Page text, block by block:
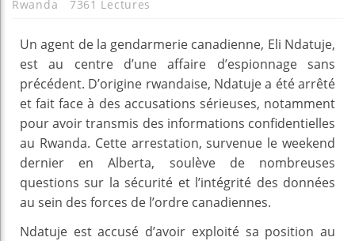
Rwanda
7361 Lectures
Un agent de la gendarmerie canadienne, Eli Ndatuje,
est au centre d’une affaire d’espionnage sans
précédent. D’origine rwandaise, Ndatuje a été arrêté
et fait face à des accusations sérieuses, notamment
pour avoir transmis des informations confidentielles
au Rwanda. Cette arrestation, survenue le weekend
dernier en Alberta, soulève de nombreuses
questions sur la sécurité et l’intégrité des données
au sein des forces de l’ordre canadiennes.
Ndatuje est accusé d’avoir exploité sa position au